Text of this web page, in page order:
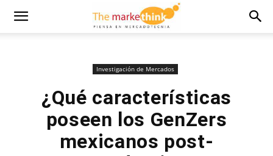
Investigación de Mercados
¿Qué características
poseen los GenZers
mexicanos post-